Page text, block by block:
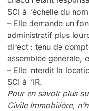
SCI à l’échelle du
– Elle demande un
administratif plus
direct : tenu de
assemblée générale,
– Elle interdit la
SCI à l’IR.
Pour en savoir plus
Civile Immobilière,